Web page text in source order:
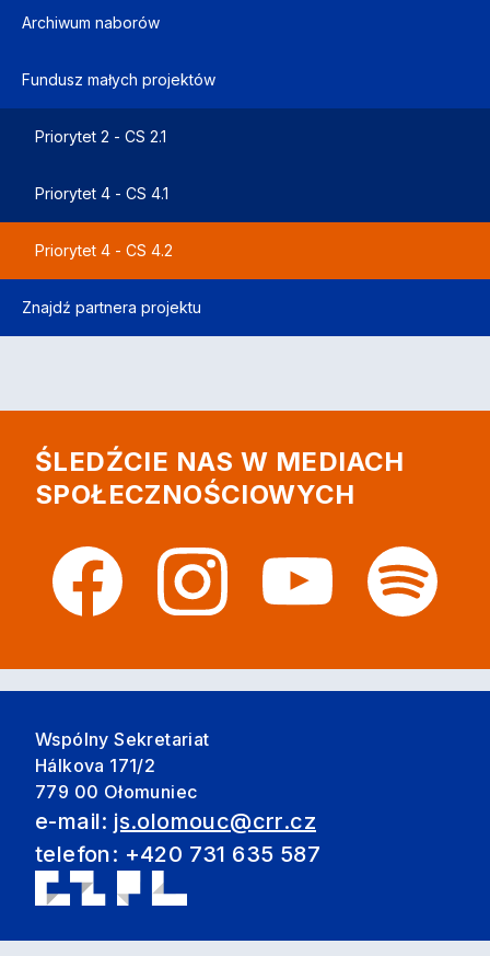
Archiwum naborów
Fundusz małych projektów
Priorytet 2 - CS 2.1
Priorytet 4 - CS 4.1
Priorytet 4 - CS 4.2
Znajdź partnera projektu
ŚLEDŹCIE NAS W MEDIACH
SPOŁECZNOŚCIOWYCH
Wspólny Sekretariat
Hálkova 171/2
779 00 Ołomuniec
e-mail: js.olomouc@crr.cz
telefon: +420 731 635 587